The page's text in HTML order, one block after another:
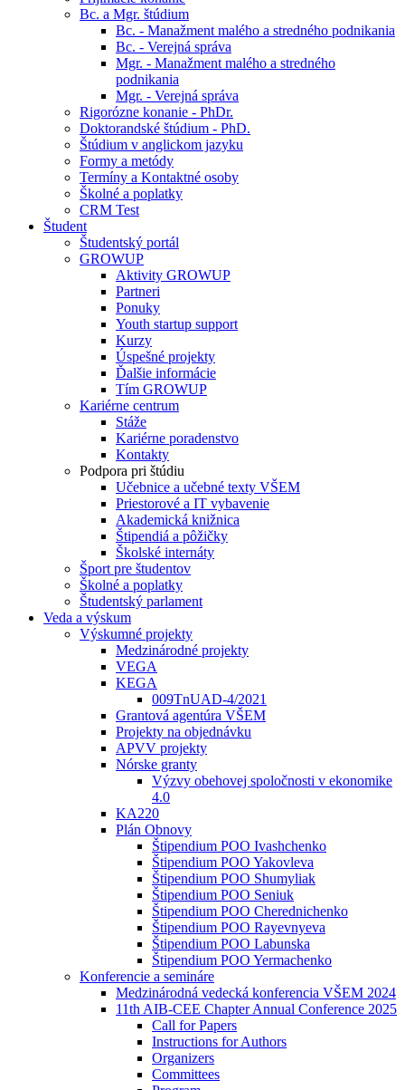
Bc. a Mgr. štúdium
Bc. - Manažment malého a stredného podnikania
Bc. - Verejná správa
Mgr. - Manažment malého a stredného
podnikania
Mgr. - Verejná správa
Rigorózne konanie - PhDr.
Doktorandské štúdium - PhD.
Štúdium v anglickom jazyku
Formy a metódy
Termíny a Kontaktné osoby
Školné a poplatky
CRM Test
Študent
Študentský portál
GROWUP
Aktivity GROWUP
Partneri
Ponuky
Youth startup support
Kurzy
Úspešné projekty
Ďalšie informácie
Tím GROWUP
Kariérne centrum
Stáže
Kariérne poradenstvo
Kontakty
Podpora pri štúdiu
Učebnice a učebné texty VŠEM
Priestorové a IT vybavenie
Akademická knižnica
Štipendiá a pôžičky
Školské internáty
Šport pre študentov
Školné a poplatky
Študentský parlament
Veda a výskum
Výskumné projekty
Medzinárodné projekty
VEGA
KEGA
009TnUAD-4/2021
Grantová agentúra VŠEM
Projekty na objednávku
APVV projekty
Nórske granty
Výzvy obehovej spoločnosti v ekonomike
4.0
KA220
Plán Obnovy
Štipendium POO Ivashchenko
Štipendium POO Yakovleva
Štipendium POO Shumyliak
Štipendium POO Seniuk
Štipendium POO Cherednichenko
Štipendium POO Rayevnyeva
Štipendium POO Labunska
Štipendium POO Yermachenko
Konferencie a semináre
Medzinárodná vedecká konferencia VŠEM 2024
11th AIB-CEE Chapter Annual Conference 2025
Call for Papers
Instructions for Authors
Organizers
Committees